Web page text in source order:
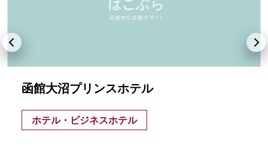
函館大沼プリンスホテル
ホテル・ビジネスホテル